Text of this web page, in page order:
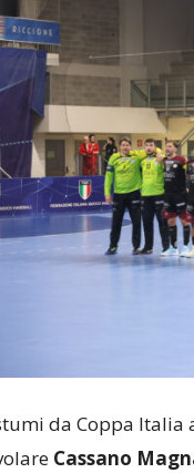
da Coppa Italia
Cassano